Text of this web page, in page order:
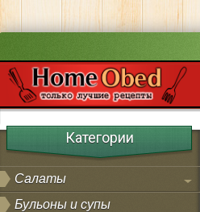
Категории
Салаты
Бульоны и супы